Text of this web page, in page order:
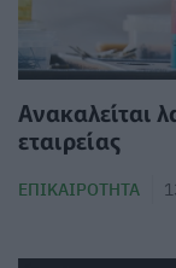
Ανακαλείται
εταιρείας
ΕΠΙΚΑΙΡΌΤΗΤΑ